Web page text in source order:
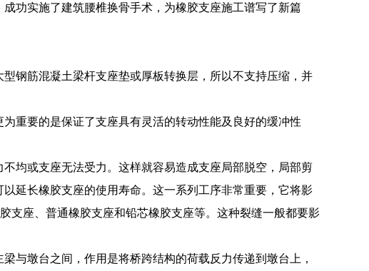
功实施了建筑腰椎换骨手术，为橡胶支座施工谱写了新篇
钢筋混凝土梁杆支座垫或厚板转换层，所以不支持压缩，并
重要的是保证了支座具有灵活的转动性能及良好的缓冲性
均或支座无法受力。这样就容易造成支座局部脱空，局部剪
延长橡胶支座的使用寿命。这一系列工序非常重要，它将影
支座、普通橡胶支座和铅芯橡胶支座等。这种裂缝一般都要影
与墩台之间，作用是将桥跨结构的荷载反力传递到墩台上，